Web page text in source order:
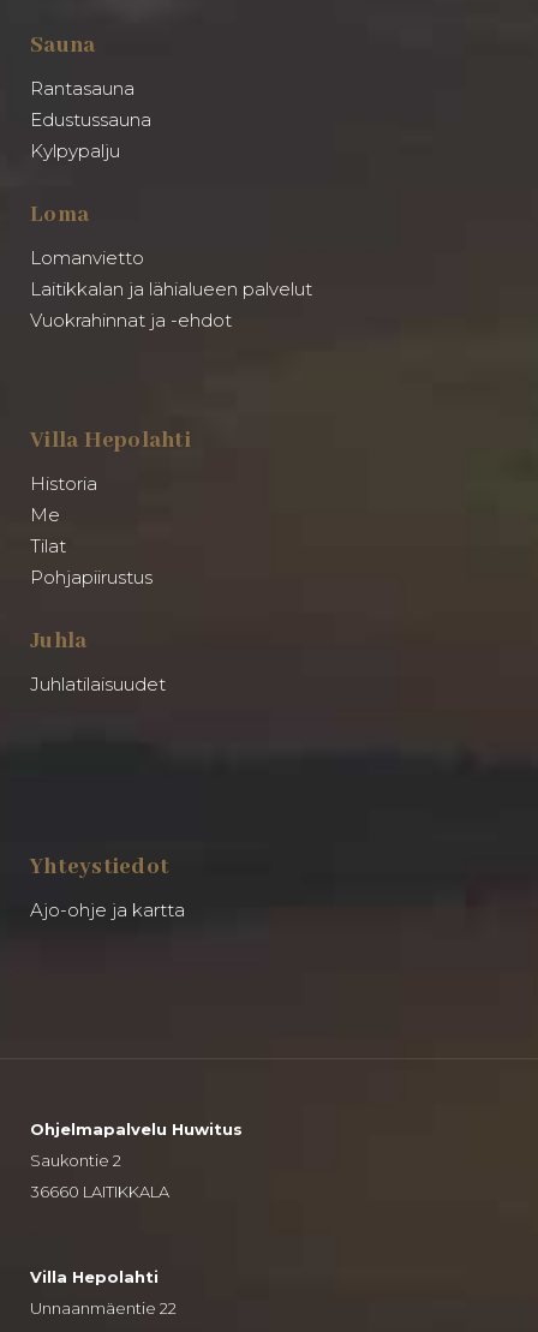
Sauna
Rantasauna
Edustussauna
Kylpypalju
Loma
Lomanvietto
Laitikkalan ja lähialueen palvelut
Vuokrahinnat ja -ehdot
Villa Hepolahti
Historia
Me
Tilat
Pohjapiirustus
Juhla
Juhlatilaisuudet
Yhteystiedot
Ajo-ohje ja kartta
Ohjelmapalvelu Huwitus
Saukontie 2
36660 LAITIKKALA
Villa Hepolahti
Unnaanmäentie 22